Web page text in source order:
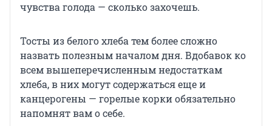
чувства голода — сколько захочешь.
Тосты из белого хлеба тем более сложно
назвать полезным началом дня. Вдобавок ко
всем вышеперечисленным недостаткам
хлеба, в них могут содержаться еще и
канцерогены — горелые корки обязательно
напомнят вам о себе.